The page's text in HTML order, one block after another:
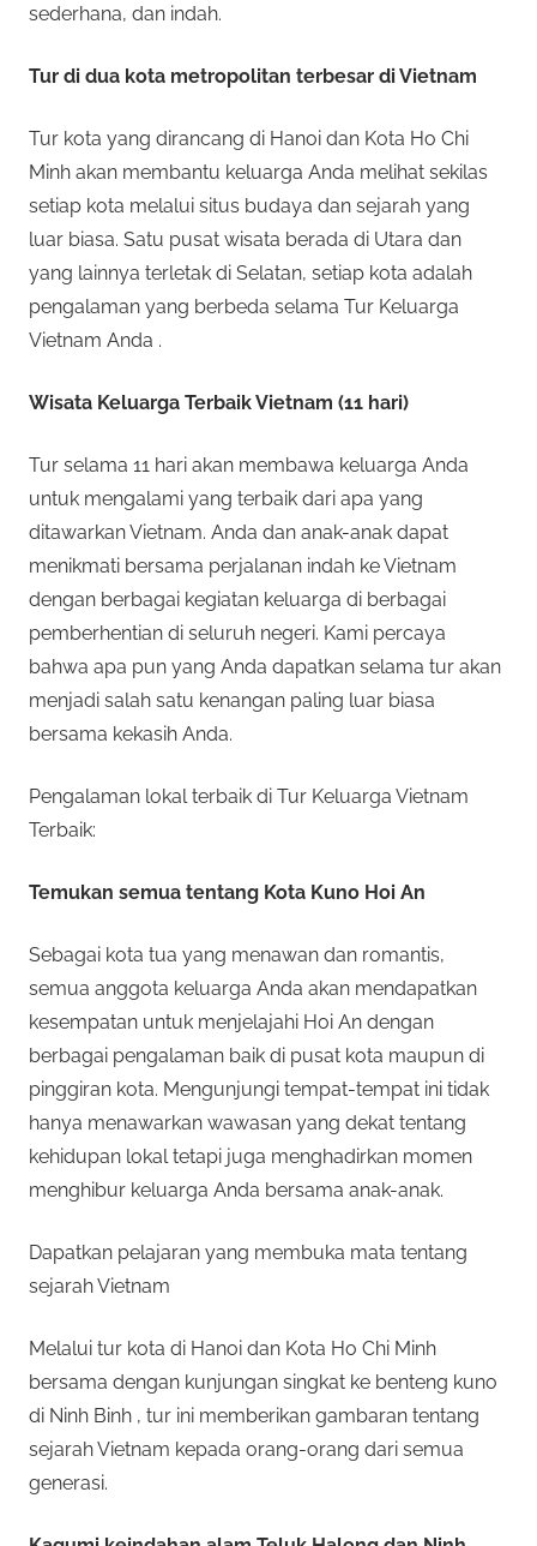
sederhana, dan indah.
Tur di dua kota metropolitan terbesar di Vietnam
Tur kota yang dirancang di Hanoi dan Kota Ho Chi
Minh akan membantu keluarga Anda melihat sekilas
setiap kota melalui situs budaya dan sejarah yang
luar biasa. Satu pusat wisata berada di Utara dan
yang lainnya terletak di Selatan, setiap kota adalah
pengalaman yang berbeda selama Tur Keluarga
Vietnam Anda .
Wisata Keluarga Terbaik Vietnam (11 hari)
Tur selama 11 hari akan membawa keluarga Anda
untuk mengalami yang terbaik dari apa yang
ditawarkan Vietnam. Anda dan anak-anak dapat
menikmati bersama perjalanan indah ke Vietnam
dengan berbagai kegiatan keluarga di berbagai
pemberhentian di seluruh negeri. Kami percaya
bahwa apa pun yang Anda dapatkan selama tur akan
menjadi salah satu kenangan paling luar biasa
bersama kekasih Anda.
Pengalaman lokal terbaik di Tur Keluarga Vietnam
Terbaik:
Temukan semua tentang Kota Kuno Hoi An
Sebagai kota tua yang menawan dan romantis,
semua anggota keluarga Anda akan mendapatkan
kesempatan untuk menjelajahi Hoi An dengan
berbagai pengalaman baik di pusat kota maupun di
pinggiran kota. Mengunjungi tempat-tempat ini tidak
hanya menawarkan wawasan yang dekat tentang
kehidupan lokal tetapi juga menghadirkan momen
menghibur keluarga Anda bersama anak-anak.
Dapatkan pelajaran yang membuka mata tentang
sejarah Vietnam
Melalui tur kota di Hanoi dan Kota Ho Chi Minh
bersama dengan kunjungan singkat ke benteng kuno
di Ninh Binh , tur ini memberikan gambaran tentang
sejarah Vietnam kepada orang-orang dari semua
generasi.